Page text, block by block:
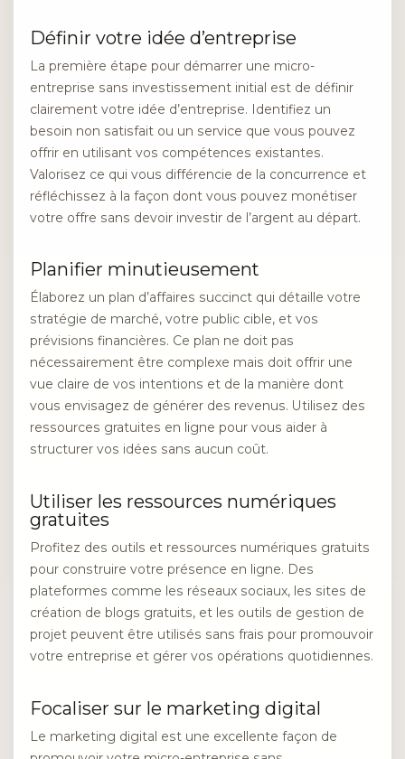
Définir votre idée d’entreprise
La première étape pour démarrer une micro-
entreprise sans investissement initial est de définir
clairement votre idée d’entreprise. Identifiez un
besoin non satisfait ou un service que vous pouvez
offrir en utilisant vos compétences existantes.
Valorisez ce qui vous différencie de la concurrence et
réfléchissez à la façon dont vous pouvez monétiser
votre offre sans devoir investir de l’argent au départ.
Planifier minutieusement
Élaborez un plan d’affaires succinct qui détaille votre
stratégie de marché, votre public cible, et vos
prévisions financières. Ce plan ne doit pas
nécessairement être complexe mais doit offrir une
vue claire de vos intentions et de la manière dont
vous envisagez de générer des revenus. Utilisez des
ressources gratuites en ligne pour vous aider à
structurer vos idées sans aucun coût.
Utiliser les ressources numériques
gratuites
Profitez des outils et ressources numériques gratuits
pour construire votre présence en ligne. Des
plateformes comme les réseaux sociaux, les sites de
création de blogs gratuits, et les outils de gestion de
projet peuvent être utilisés sans frais pour promouvoir
votre entreprise et gérer vos opérations quotidiennes.
Focaliser sur le marketing digital
Le marketing digital est une excellente façon de